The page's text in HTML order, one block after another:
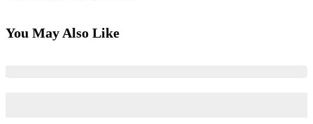
You May Also Like